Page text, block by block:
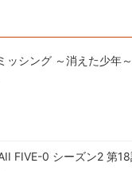
ッシング ～消えた少年
FIVE-0 シーズン2 第